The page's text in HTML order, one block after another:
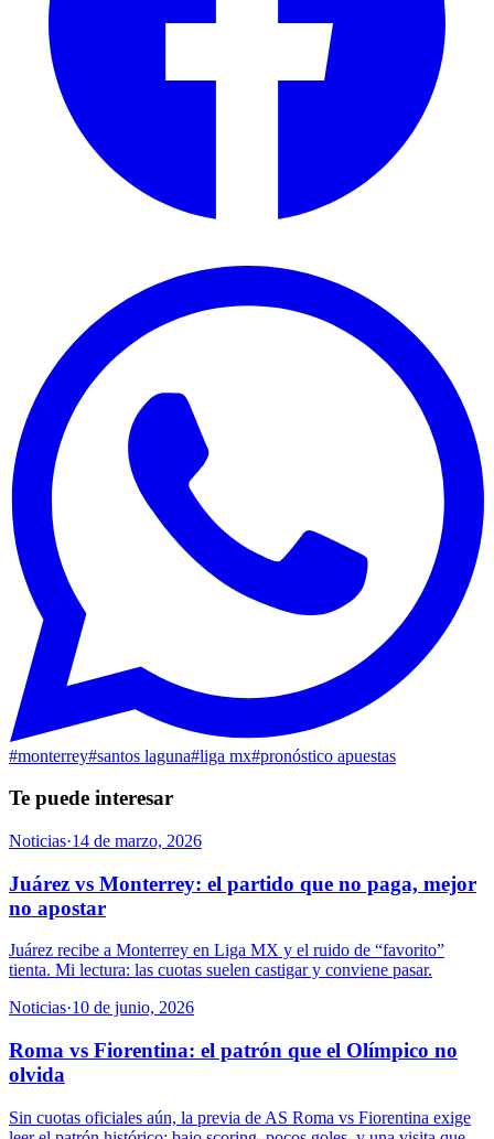
#monterrey#santos laguna#liga mx#pronóstico apuestas
Te puede interesar
Noticias·14 de marzo, 2026
Juárez vs Monterrey: el partido que no paga, mejor
no apostar
Juárez recibe a Monterrey en Liga MX y el ruido de “favorito”
tienta. Mi lectura: las cuotas suelen castigar y conviene pasar.
Noticias·10 de junio, 2026
Roma vs Fiorentina: el patrón que el Olímpico no
olvida
Sin cuotas oficiales aún, la previa de AS Roma vs Fiorentina exige